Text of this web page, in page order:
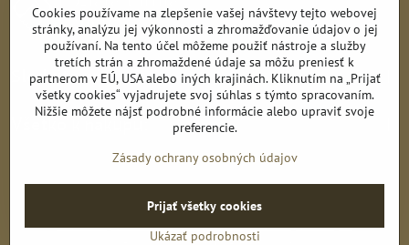
Sledujte nás:
Všetko k nákupu:
©2026Copyright
Predvoľby súkromiaZásady ochrany osobných údajov
Cookies používame na zlepšenie vašej návštevy tejto webovej
stránky, analýzu jej výkonnosti a zhromažďovanie údajov o jej
používaní. Na tento účel môžeme použiť nástroje a služby
tretích strán a zhromaždené údaje sa môžu preniesť k
partnerom v EÚ, USA alebo iných krajinách. Kliknutím na „Prijať
všetky cookies“ vyjadrujete svoj súhlas s týmto spracovaním.
Nižšie môžete nájsť podrobné informácie alebo upraviť svoje
preferencie.
Zásady ochrany osobných údajov
Ukázať podrobnosti
Prijať všetky cookies